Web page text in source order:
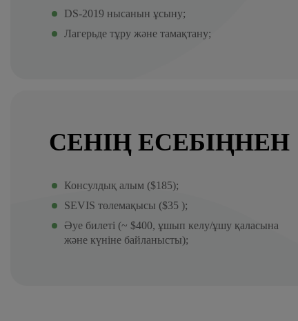
DS-2019 нысанын ұсыну;
Лагерьде тұру және тамақтану;
СЕНІҢ ЕСЕБІҢНЕН
Консулдық алым ($185);
SEVIS төлемақысы ($35 );
Әуе билеті (~ $400, ұшып келу/ұшу қаласына
және күніне байланысты);